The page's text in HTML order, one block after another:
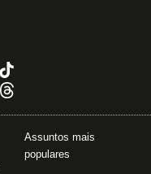
Assuntos mais
populares